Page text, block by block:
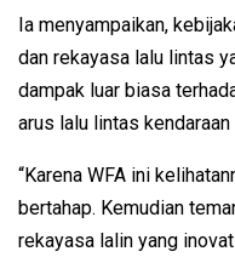
Ia menyampaikan,
dan rekayasa lalu lintas
dampak luar biasa
arus lalu lintas
“Karena WFA ini
bertahap. Kemudian
rekayasa lalin yang